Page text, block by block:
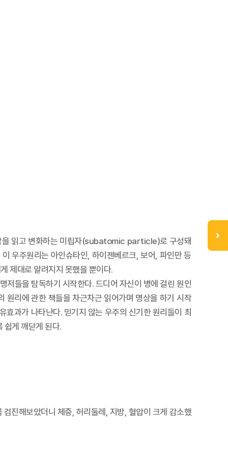
을 읽고 변화하는 미립자(subatomic particle)로 구성돼
우주원리는 아인슈타인, 하이젠베르크, 보어, 파인만 등
제대로 알려지지 못했을 뿐이다.
저들을 탐독하기 시작한다. 드디어 자신이 병에 걸린 원인
원리에 관한 책들을 차근차근 읽어가며 명상을 하기 시작
과가 나타난다. 믿기지 않는 우주의 신기한 원리들이 최
쉽게 깨닫게 된다.
진해보았더니 체중, 허리둘레, 지방, 혈압이 크게 감소했